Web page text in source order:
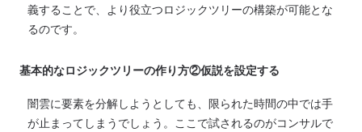
義することで、より役立つロジックツリーの構築が可能とな
るのです。
基本的なロジックツリーの作り方②仮説を設定する
闇雲に要素を分解しようとしても、限られた時間の中では手
が止まってしまうでしょう。ここで試されるのがコンサルで